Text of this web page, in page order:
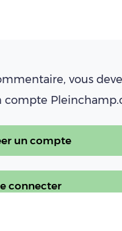
vous
compte
un compte
connecter